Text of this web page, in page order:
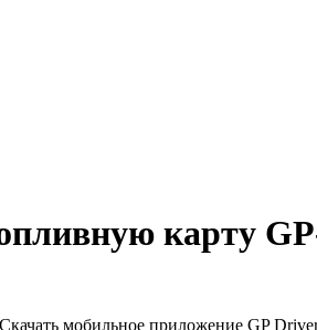
карту
Скачать мобильное приложение GP